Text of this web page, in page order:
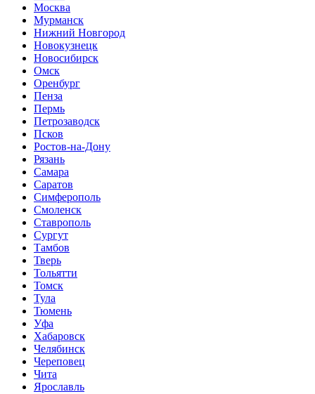
Москва
Мурманск
Нижний Новгород
Новокузнецк
Новосибирск
Омск
Оренбург
Пенза
Пермь
Петрозаводск
Псков
Ростов-на-Дону
Рязань
Самара
Саратов
Симферополь
Смоленск
Ставрополь
Сургут
Тамбов
Тверь
Тольятти
Томск
Тула
Тюмень
Уфа
Хабаровск
Челябинск
Череповец
Чита
Ярославль